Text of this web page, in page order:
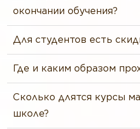
окончании обучения?
Для студентов есть
Где и каким образом
Сколько длятся курсы
школе?